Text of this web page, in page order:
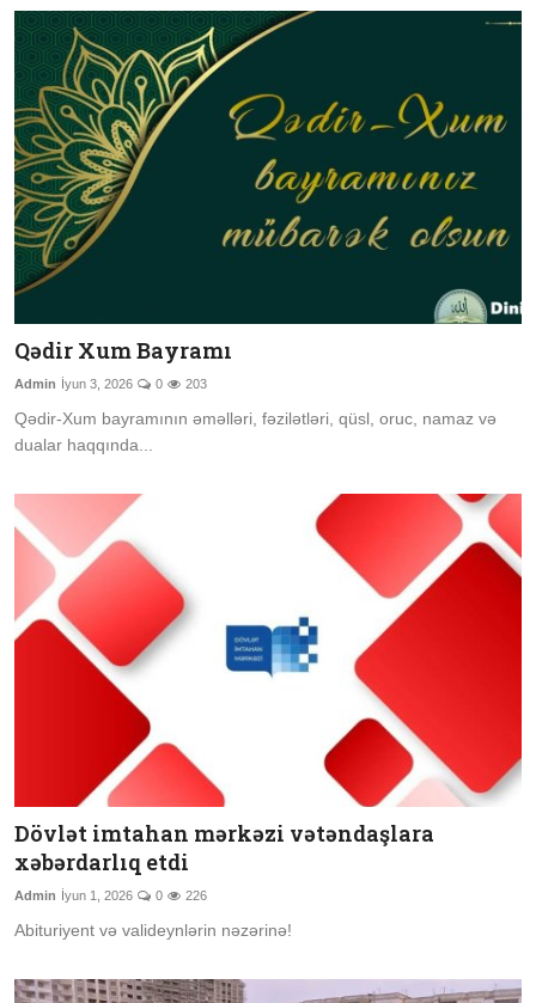
Qədir Xum Bayramı
Admin İyun 3, 2026 0 203
Qədir-Xum bayramının əməlləri, fəzilətləri, qüsl, oruc, namaz və
dualar haqqında...
Dövlət imtahan mərkəzi vətəndaşlara
xəbərdarlıq etdi
Admin İyun 1, 2026 0 226
Abituriyent və valideynlərin nəzərinə!